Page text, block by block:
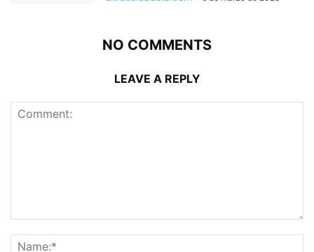
NO COMMENTS
LEAVE A REPLY